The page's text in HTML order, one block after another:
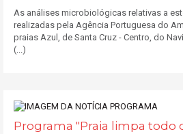
As análises microbiológicas relativas a
realizadas pela Agência Portuguesa do
praias Azul, de Santa Cruz - Centro, do
(...)
Programa "Praia limpa todo